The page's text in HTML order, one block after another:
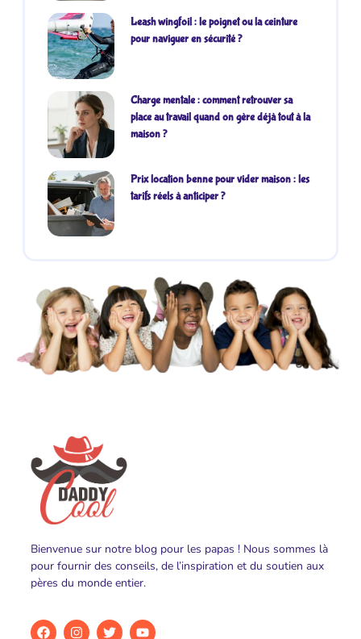
Leash wingfoil : le poignet ou la ceinture
pour naviguer en sécurité ?
Charge mentale : comment retrouver sa
place au travail quand on gère déjà tout à la
maison ?
Prix location benne pour vider maison : les
tarifs réels à anticiper ?
Bienvenue sur notre blog pour les papas ! Nous sommes là
pour fournir des conseils, de l’inspiration et du soutien aux
pères du monde entier.